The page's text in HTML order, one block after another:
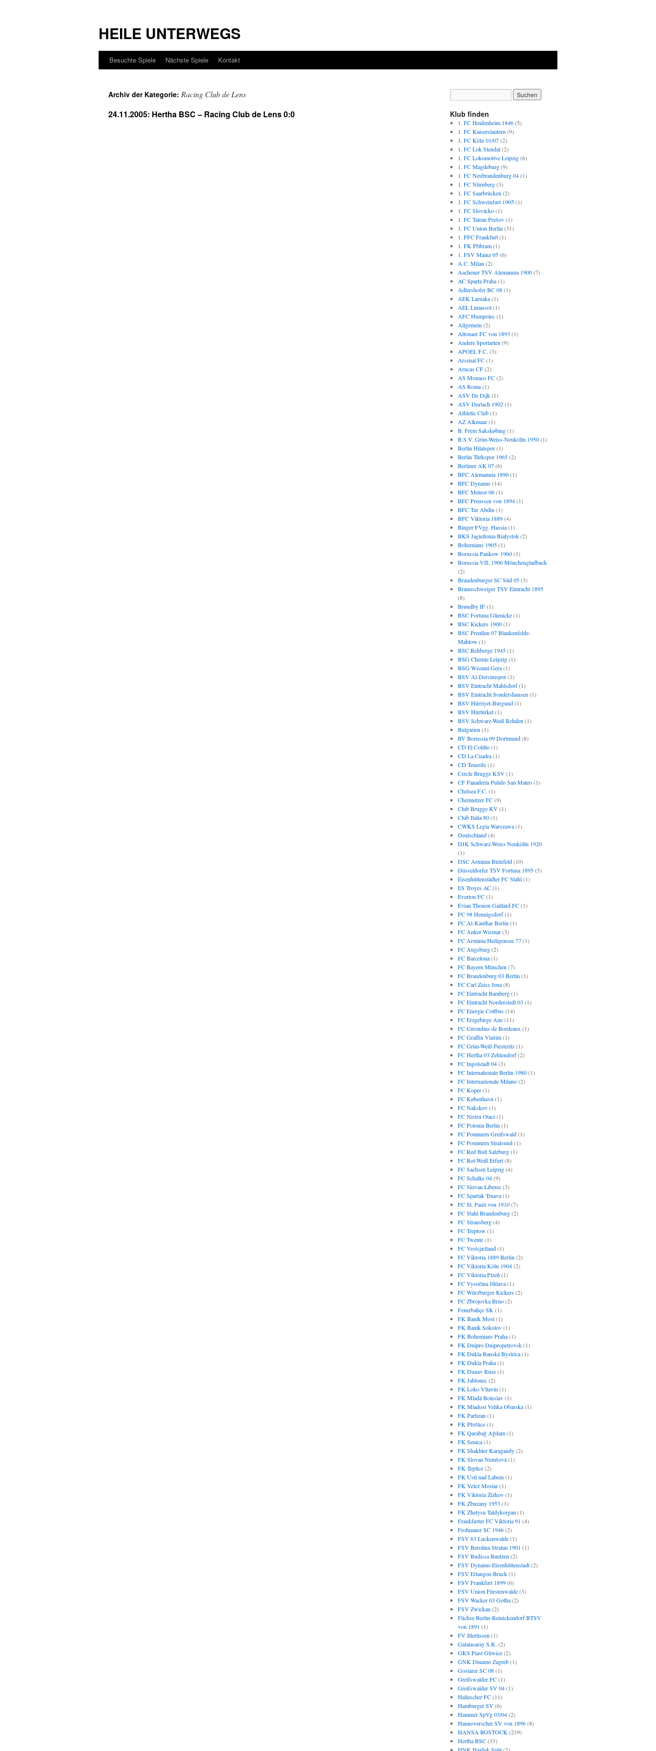
HEILE UNTERWEGS
Besuchte Spiele Nächste Spiele Kontakt
Archiv der Kategorie: Racing Club de Lens
24.11.2005: Hertha BSC – Racing Club de Lens 0:0 Klub finden
1. FC Heidenheim 1846(5)
1. FC Kaiserslautern (9)
1. FC Köln 01/07(2)
1. FC Lok Stendal(2)
1. FC Lokomotive Leipzig(6)
1. FC Magdeburg(9)
1. FC Neubrandenburg 04(1)
1. FC Nürnberg(3)
1. FC Saarbrücken (2)
1. FC Schweinfurt 1905(1)
1. FC Slovácko(1)
1. FC Tatran Prešov(1)
1. FC Union Berlin (31)
1. FFC Frankfurt(1)
1. FK Příbram(1)
1. FSV Mainz 05(6)
A.C. Milan (2)
Aachener TSV Alemannia 1900(7)
AC Sparta Praha(1)
Adlershofer BC 08(1)
AEK Larnaka(1)
AEL Limassol(1)
AFC Humpolec(1)
Allgemein (2)
Altonaer FC von 1893 (1)
Andere Sportarten (9)
APOEL F.C. (3)
Arsenal FC(1)
Arucas CF(2)
AS Monaco FC(2)
AS Roma(1)
ASV De Dijk(1)
ASV Durlach 1902(1)
Athletic Club(1)
AZ Alkmaar(1)
B. Frem Sakskøbing(1)
B.S.V. Grün-Weiss-Neukölln 1950(1)
Berlin Hilalspor(1)
Berlin Türkspor 1965(2)
Berliner AK 07(6)
BFC Alemannia 1890(1)
BFC Dynamo(14)
BFC Meteor 06(1)
BFC Preussen von 1894(1)
BFC Tur Abdin (1)
BFC Viktoria 1889(4)
Binger FVgg. Hassia(1)
BKS Jagiellonia Białystok(2)
Bohemians 1905(1)
Borussia Pankow 1960(1)
Borussia VfL 1900 Mönchengladbach
(2)
Brandenburger SC Süd 05(3)
Braunschweiger TSV Eintracht 1895
(8)
Brøndby IF(1)
BSC Fortuna Glienicke(1)
BSC Kickers 1900(1)
BSC Preußen 07 Blankenfelde-
Mahlow(1)
BSC Rehberge 1945(1)
BSG Chemie Leipzig(1)
BSG Wismut Gera(1)
BSV Al-Dersimspor(1)
BSV Eintracht Mahlsdorf(1)
BSV Eintracht Sondershausen (1)
BSV Hürriyet-Burgund(1)
BSV Hürtürkel(1)
BSV Schwarz-Weiß Rehden (1)
Bulgarien (1)
BV Borussia 09 Dortmund(8)
CD El Cotillo(1)
CD La Cuadra(1)
CD Tenerife(1)
Cercle Brugge KSV(1)
CF Panadería Pulido San Mateo(1)
Chelsea F.C. (1)
Chemnitzer FC(9)
Club Brugge KV(1)
Club Italia 80(1)
CWKS Legia Warszawa(1)
Deutschland(4)
DJK Schwarz-Weiss Neukölln 1920
(1)
DSC Arminia Bielefeld(10)
Düsseldorfer TSV Fortuna 1895(5)
Eisenhüttenstädter FC Stahl(1)
ES Troyes AC(1)
Everton FC(1)
Évian Thonon Gaillard FC(1)
FC 98 Hennigsdorf(1)
FC Al-Kauthar Berlin (1)
FC Anker Wismar(3)
FC Arminia Heiligensee 77(1)
FC Augsburg(2)
FC Barcelona(1)
FC Bayern München (7)
FC Brandenburg 03 Berlin (1)
FC Carl Zeiss Jena(8)
FC Eintracht Bamberg(1)
FC Eintracht Norderstedt 03 (1)
FC Energie Cottbus(14)
FC Erzgebirge Aue(11)
FC Girondins de Bordeaux (1)
FC Graffin Vlašim(1)
FC Grün-Weiß Piesteritz(1)
FC Hertha 03 Zehlendorf(2)
FC Ingolstadt 04(3)
FC Internationale Berlin 1980(1)
FC Internazionale Milano(2)
FC Koper(1)
FC København (1)
FC Nakskov(1)
FC Nistru Otaci(1)
FC Polonia Berlin (1)
FC Pommern Greifswald(1)
FC Pommern Stralsund(1)
FC Red Bull Salzburg(1)
FC Rot-Weiß Erfurt(8)
FC Sachsen Leipzig(4)
FC Schalke 04(9)
FC Slovan Liberec(3)
FC Spartak Trnava(1)
FC St. Pauli von 1910(7)
FC Stahl Brandenburg(2)
FC Strausberg(4)
FC Treptow(1)
FC Twente(1)
FC Vestsjælland(1)
FC Viktoria 1889 Berlin (2)
FC Viktoria Köln 1904(2)
FC Viktoria Plzeň (1)
FC Vysočina Jihlava(1)
FC Würzburger Kickers(2)
FC Zbrojovka Brno(2)
Fenerbahçe SK (1)
FK Baník Most(1)
FK Baník Sokolov(1)
FK Bohemians Praha(1)
FK Dnipro Dnipropetrovsk(1)
FK Dukla Banská Bystrica(1)
FK Dukla Praha(1)
FK Dunav Ruse(1)
FK Jablonec(2)
FK Loko Vltavín (1)
FK Mladá Boleslav(1)
FK Mladost Velika Obarska(1)
FK Partizan (1)
FK Přeštice(1)
FK Qarabağ Ağdam(1)
FK Senica(1)
FK Shakhter Karagandy(2)
FK Slovan Nemšová(1)
FK Teplice(2)
FK Ústí nad Labem(1)
FK Velež Mostar(1)
FK Viktoria Žižkov(1)
FK Zbuzany 1953 (1)
FK Zhetysu Taldykorgan (1)
Frankfurter FC Viktoria 91 (4)
Frohnauer SC 1946(2)
FSV 63 Luckenwalde(1)
FSV Berolina Stralau 1901 (1)
FSV Budissa Bautzen (2)
FSV Dynamo Eisenhüttenstadt(2)
FSV Erlangen-Bruck(1)
FSV Frankfurt 1899(6)
FSV Union Fürstenwalde(3)
FSV Wacker 03 Gotha(2)
FSV Zwickau (2)
Füchse Berlin-Reinickendorf BTSV
von 1891 (1)
FV Illertissen (1)
Galatasaray S.K. (2)
GKS Piast Gliwice(2)
GNK Dinamo Zagreb(1)
Goslarer SC 08(1)
Greifswalder FC(1)
Greifswalder SV 04(1)
Hallescher FC(11)
Hamburger SV(6)
Hammer SpVg 03/04(2)
Hannoverscher SV von 1896(8)
HANSA ROSTOCK (219)
Hertha BSC(33)